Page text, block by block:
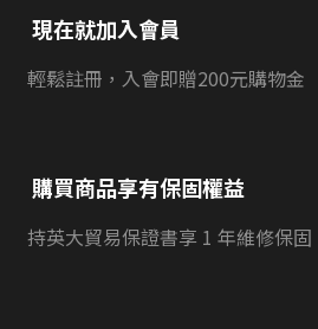
現在就加入會員
輕鬆註冊，入會即贈200元購物金
購買商品享有保固權益
持英大貿易保證書享 1 年維修保固